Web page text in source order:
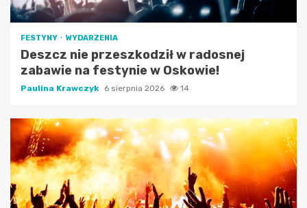
FESTYNY WYDARZENIA
Deszcz nie przeszkodził w radosnej
zabawie na festynie w Oskowie!
Paulina Krawczyk 6 sierpnia 2026 14